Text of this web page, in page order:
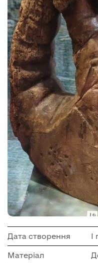
Дата створення І
Матеріал